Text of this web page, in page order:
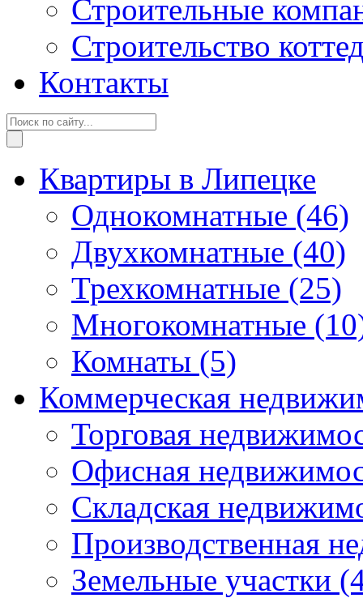
Строительные
Строительство
Контакты
Квартиры в Липецке
Однокомнатные (46)
Двухкомнатные (40)
Трехкомнатные (25)
Многокомнатные
Комнаты (5)
Коммерческая
Торговая
Офисная
Складская
Производственная
Земельные участки